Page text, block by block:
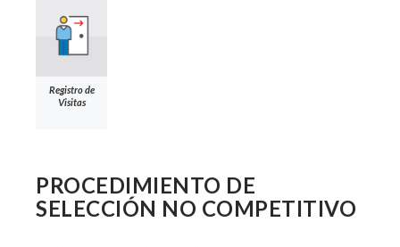
Registro de
Visitas
PROCEDIMIENTO DE
SELECCIÓN NO COMPETITIVO